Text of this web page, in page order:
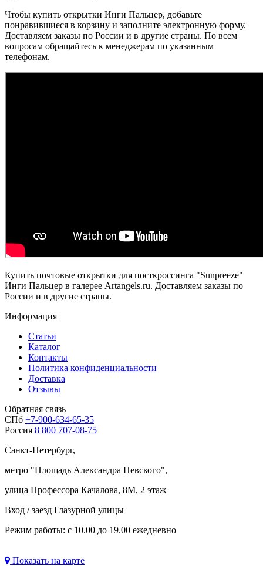
Чтобы купить открытки Инги Пальцер, добавьте
понравившиеся в корзину и заполните электронную форму.
Доставляем заказы по России и в другие страны. По всем
вопросам обращайтесь к менеджерам по указанным
телефонам.
Купить почтовые открытки для посткроссинга "Sunpreeze"
Инги Пальцер в галерее Artangels.ru. Доставляем заказы по
России и в другие страны.
Информация
Статьи
Каталог
Контакты
Политика конфиденциальности
Доставка
Отзывы
Обратная связь
СПб +7-900-634-65-35
Россия 8 800 707-08-75
Санкт-Петербург,
метро "Площадь Александра Невского",
улица Профессора Качалова, 8М, 2 этаж
Вход / заезд Глазурной улицы
Режим работы: с 10.00 до 19.00 ежедневно
Показать на карте